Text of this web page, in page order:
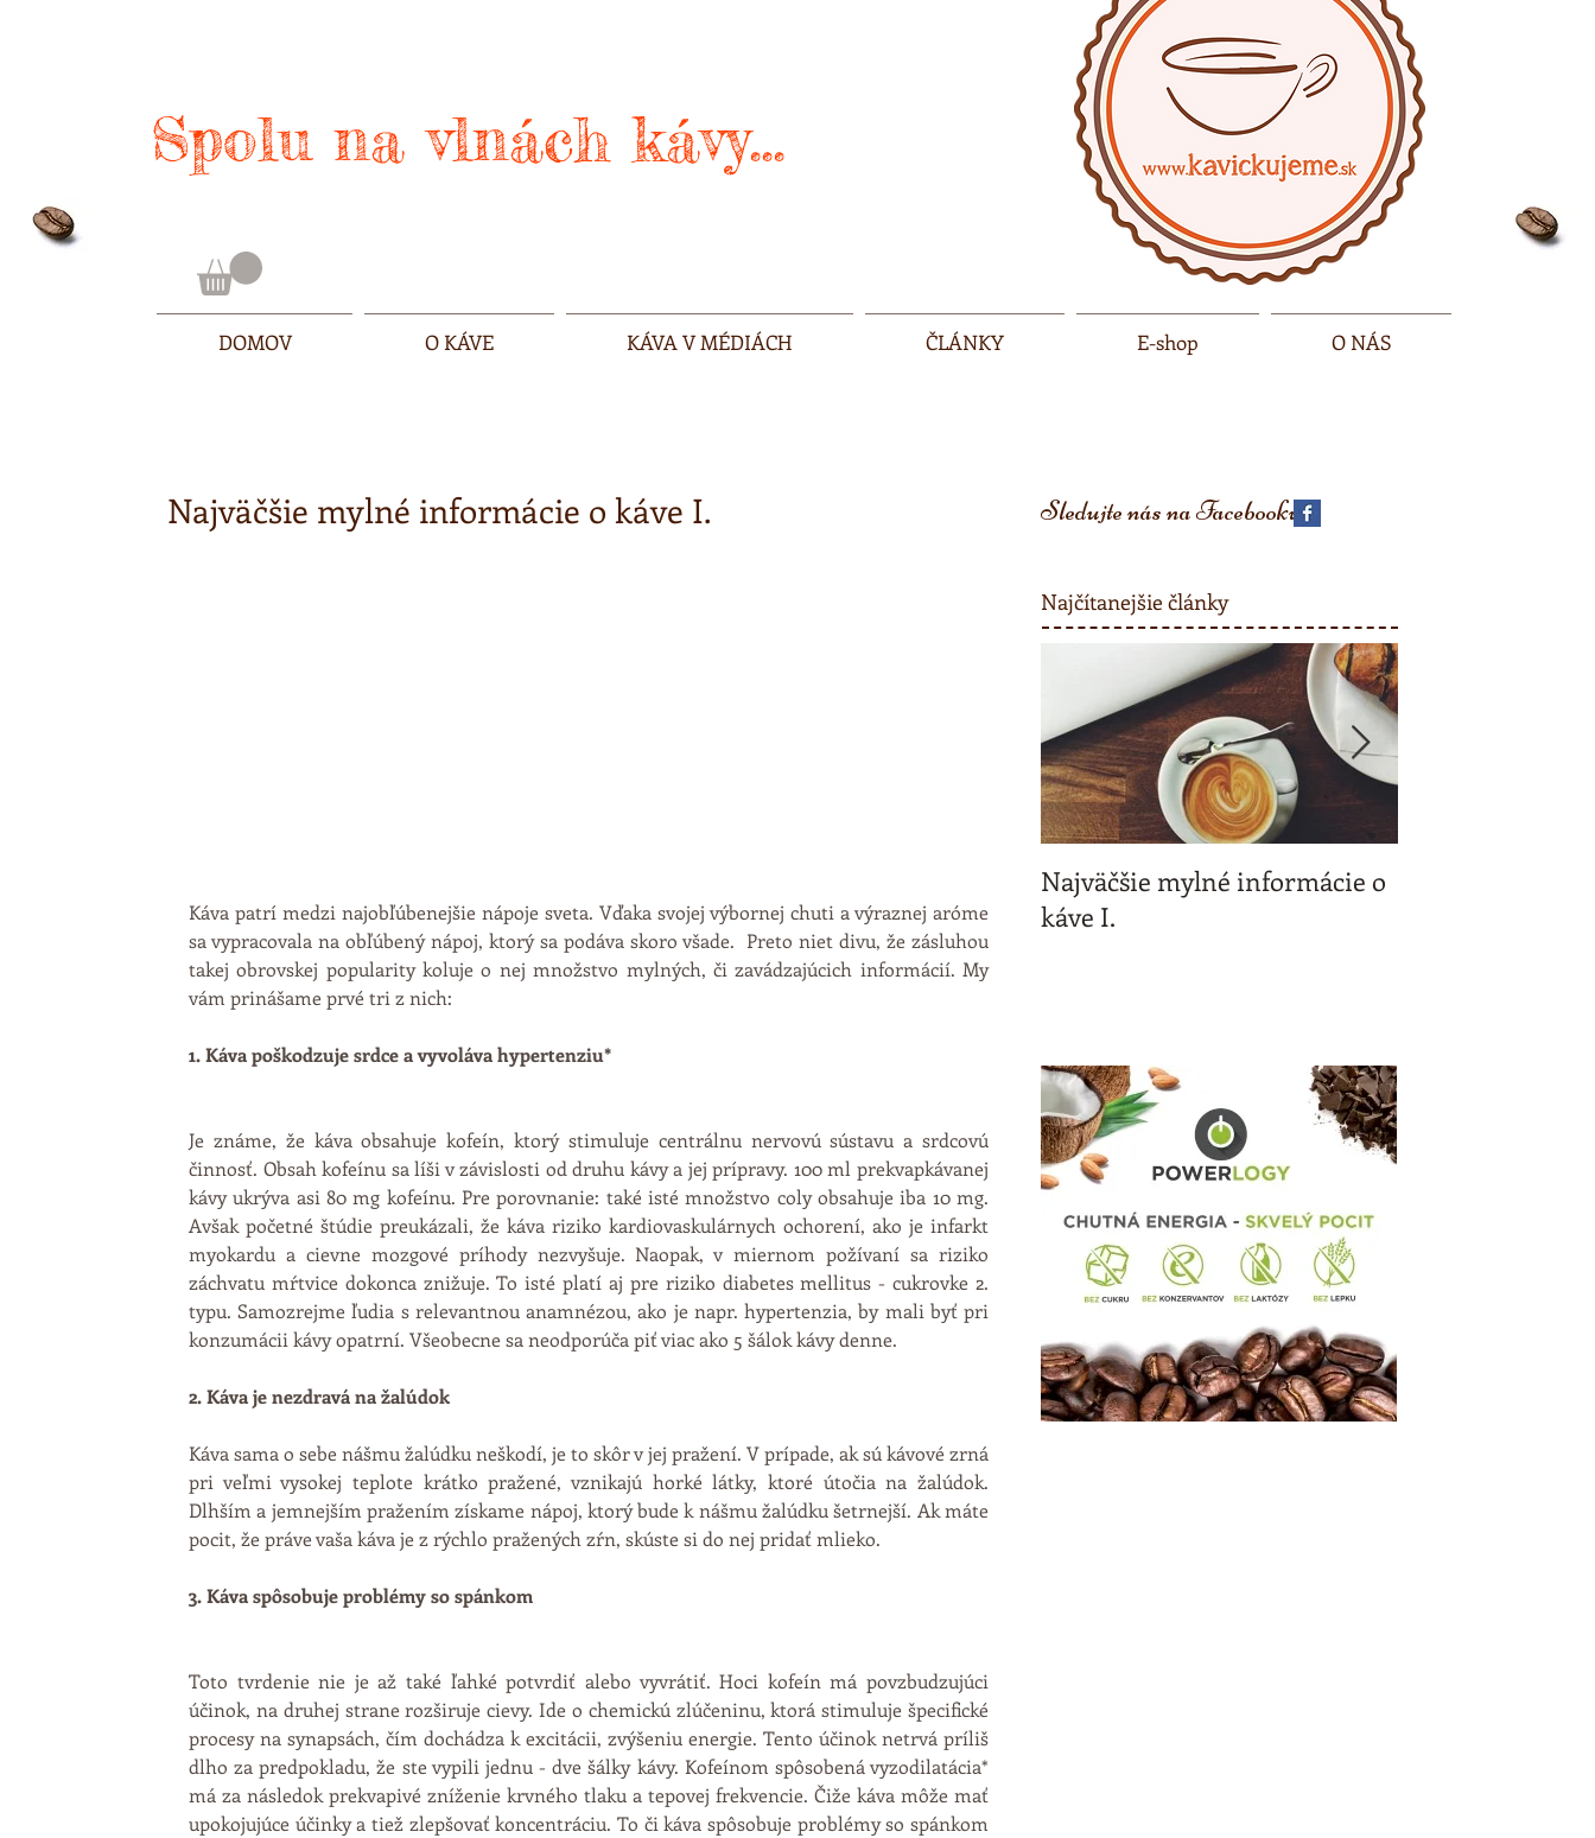
DOMOV O KÁVE KÁVA V MÉDIÁCH ČLÁNKY E-shop O NÁS
Spolu na vlnách kávy...
Najväčšie mylné informácie o káve I.
Káva patrí medzi najobľúbenejšie nápoje sveta. Vďaka svojej výbornej chuti a výraznej aróme
sa vypracovala na obľúbený nápoj, ktorý sa podáva skoro všade.  Preto niet divu, že zásluhou
takej obrovskej popularity koluje o nej množstvo mylných, či zavádzajúcich informácií. My
vám prinášame prvé tri z nich:
1. Káva poškodzuje srdce a vyvoláva hypertenziu*
Je známe, že káva obsahuje kofeín, ktorý stimuluje centrálnu nervovú sústavu a srdcovú
činnosť. Obsah kofeínu sa líši v závislosti od druhu kávy a jej prípravy. 100 ml prekvapkávanej
kávy ukrýva asi 80 mg kofeínu. Pre porovnanie: také isté množstvo coly obsahuje iba 10 mg.
Avšak početné štúdie preukázali, že káva riziko kardiovaskulárnych ochorení, ako je infarkt
myokardu a cievne mozgové príhody nezvyšuje. Naopak, v miernom požívaní sa riziko
záchvatu mŕtvice dokonca znižuje. To isté platí aj pre riziko diabetes mellitus - cukrovke 2.
typu. Samozrejme ľudia s relevantnou anamnézou, ako je napr. hypertenzia, by mali byť pri
konzumácii kávy opatrní. Všeobecne sa neodporúča piť viac ako 5 šálok kávy denne.
2. Káva je nezdravá na žalúdok
Káva sama o sebe nášmu žalúdku neškodí, je to skôr v jej pražení. V prípade, ak sú kávové zrná
pri veľmi vysokej teplote krátko pražené, vznikajú horké látky, ktoré útočia na žalúdok.
Dlhším a jemnejším pražením získame nápoj, ktorý bude k nášmu žalúdku šetrnejší. Ak máte
pocit, že práve vaša káva je z rýchlo pražených zŕn, skúste si do nej pridať mlieko.
3. Káva spôsobuje problémy so spánkom
Toto tvrdenie nie je až také ľahké potvrdiť alebo vyvrátiť. Hoci kofeín má povzbudzujúci
účinok, na druhej strane rozširuje cievy. Ide o chemickú zlúčeninu, ktorá stimuluje špecifické
procesy na synapsách, čím dochádza k excitácii, zvýšeniu energie. Tento účinok netrvá príliš
dlho za predpokladu, že ste vypili jednu - dve šálky kávy. Kofeínom spôsobená vyzodilatácia*
má za následok prekvapivé zníženie krvného tlaku a tepovej frekvencie. Čiže káva môže mať
upokojujúce účinky a tiež zlepšovať koncentráciu. To či káva spôsobuje problémy so spánkom
Sledujte nás naFacebooku
Najčítanejšie články
Najväčšie mylné informácie o
káve I.